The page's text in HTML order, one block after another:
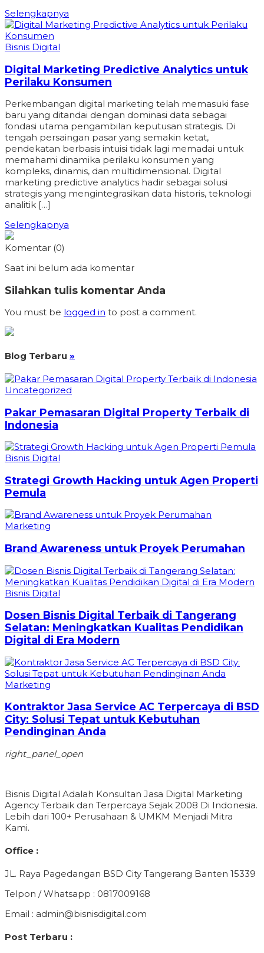
Selengkapnya
Bisnis Digital
Digital Marketing Predictive Analytics untuk
Perilaku Konsumen
Perkembangan digital marketing telah memasuki fase
baru yang ditandai dengan dominasi data sebagai
fondasi utama pengambilan keputusan strategis. Di
tengah persaingan pasar yang semakin ketat,
pendekatan berbasis intuisi tidak lagi memadai untuk
memahami dinamika perilaku konsumen yang
kompleks, dinamis, dan multidimensional. Digital
marketing predictive analytics hadir sebagai solusi
strategis yang mengintegrasikan data historis, teknologi
analitik […]
Selengkapnya
Komentar (0)
Saat ini belum ada komentar
Silahkan tulis komentar Anda
You must be logged in to post a comment.
Blog Terbaru »
Uncategorized
Pakar Pemasaran Digital Property Terbaik di
Indonesia
Bisnis Digital
Strategi Growth Hacking untuk Agen Properti
Pemula
Marketing
Brand Awareness untuk Proyek Perumahan
Bisnis Digital
Dosen Bisnis Digital Terbaik di Tangerang
Selatan: Meningkatkan Kualitas Pendidikan
Digital di Era Modern
Marketing
Kontraktor Jasa Service AC Terpercaya di BSD
City: Solusi Tepat untuk Kebutuhan
Pendinginan Anda
right_panel_open
Bisnis Digital Adalah Konsultan Jasa Digital Marketing
Agency Terbaik dan Terpercaya Sejak 2008 Di Indonesia.
Lebih dari 100+ Perusahaan & UMKM Menjadi Mitra
Kami.
Office :
JL. Raya Pagedangan BSD City Tangerang Banten 15339
Telpon / Whatsapp : 0817009168
Email : admin@bisnisdigital.com
Post Terbaru :